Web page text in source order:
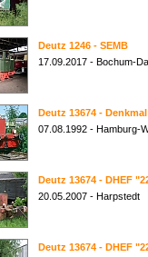
Deutz 1246 - SEMB
17.09.2017 - Bochum-
Deutz 13674 - Denkmal
07.08.1992 - Hamburg-
Deutz 13674 - DHEF
20.05.2007 - Harpstedt
Deutz 13674 - DHEF